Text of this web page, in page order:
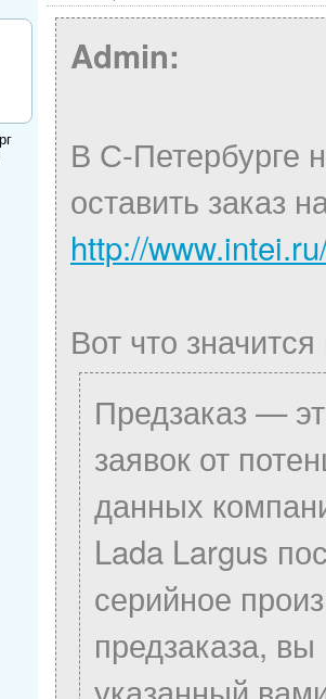
Admin:
В С-Петербурге
оставить заказ
http://
Вот что
Предзаказ —
заявок от
данных
Lada Largus
серийное
предзаказа,